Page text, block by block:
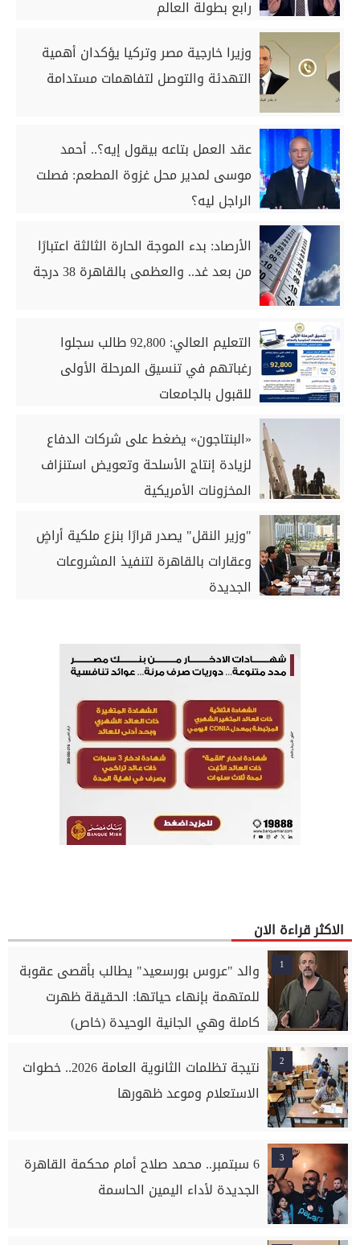
رابع بطولة العالم
وزيرا خارجية مصر وتركيا يؤكدان أهمية
التهدئة والتوصل لتفاهمات مستدامة
عقد العمل بتاعه بيقول إيه؟.. أحمد
موسى لمدير محل غزوة المطعم: فصلت
الراجل ليه؟
الأرصاد: بدء الموجة الحارة الثالثة اعتبارًا
من بعد غد.. والعظمى بالقاهرة 38 درجة
التعليم العالي: 92,800 طالب سجلوا
رغباتهم في تنسيق المرحلة الأولى
للقبول بالجامعات
«البنتاجون» يضغط على شركات الدفاع
لزيادة إنتاج الأسلحة وتعويض استنزاف
المخزونات الأمريكية
"وزير النقل" يصدر قرارًا بنزع ملكية أراضٍ
وعقارات بالقاهرة لتنفيذ المشروعات
الجديدة
الاكثر قراءة الان
1
والد "عروس بورسعيد" يطالب بأقصى عقوبة
للمتهمة بإنهاء حياتها: الحقيقة ظهرت
كاملة وهي الجانية الوحيدة (خاص)
2
نتيجة تظلمات الثانوية العامة 2026.. خطوات
الاستعلام وموعد ظهورها
3
6 سبتمبر.. محمد صلاح أمام محكمة القاهرة
الجديدة لأداء اليمين الحاسمة